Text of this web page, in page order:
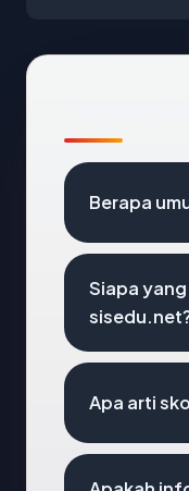
Berapa
Siapa
Apa arti